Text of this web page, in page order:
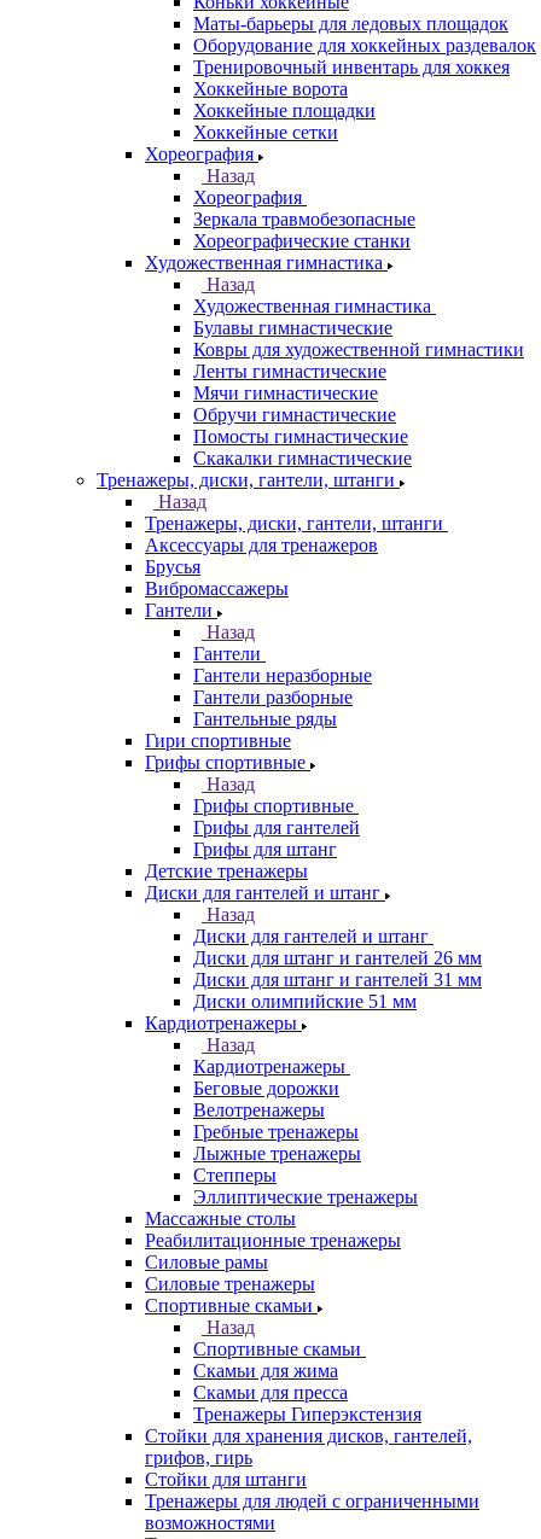
Маты-барьеры для ледовых площадок
Оборудование для хоккейных раздевалок
Тренировочный инвентарь для хоккея
Хоккейные ворота
Хоккейные площадки
Хоккейные сетки
Хореография
Назад
Хореография
Зеркала травмобезопасные
Хореографические станки
Художественная гимнастика
Назад
Художественная гимнастика
Булавы гимнастические
Ковры для художественной гимнастики
Ленты гимнастические
Мячи гимнастические
Обручи гимнастические
Помосты гимнастические
Скакалки гимнастические
Тренажеры, диски, гантели, штанги
Назад
Тренажеры, диски, гантели, штанги
Аксессуары для тренажеров
Брусья
Вибромассажеры
Гантели
Назад
Гантели
Гантели неразборные
Гантели разборные
Гантельные ряды
Гири спортивные
Грифы спортивные
Назад
Грифы спортивные
Грифы для гантелей
Грифы для штанг
Детские тренажеры
Диски для гантелей и штанг
Назад
Диски для гантелей и штанг
Диски для штанг и гантелей 26 мм
Диски для штанг и гантелей 31 мм
Диски олимпийские 51 мм
Кардиотренажеры
Назад
Кардиотренажеры
Беговые дорожки
Велотренажеры
Гребные тренажеры
Лыжные тренажеры
Степперы
Эллиптические тренажеры
Массажные столы
Реабилитационные тренажеры
Силовые рамы
Силовые тренажеры
Спортивные скамьи
Назад
Спортивные скамьи
Скамьи для жима
Скамьи для пресса
Тренажеры Гиперэкстензия
Стойки для хранения дисков, гантелей,
грифов, гирь
Стойки для штанги
Тренажеры для людей с ограниченными
возможностями